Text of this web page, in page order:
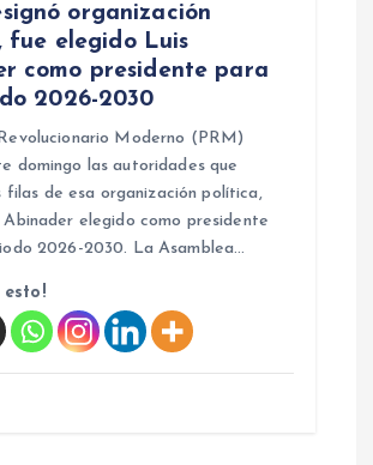
organización
fue elegido Luis
como presidente para
2026-2030
Moderno (PRM)
domingo las autoridades que
filas de esa organización política,
Abinader elegido como presidente
2026-2030. La Asamblea…
esto!